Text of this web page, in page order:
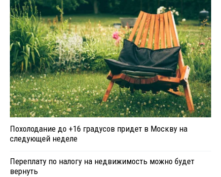
Похолодание до +16 градусов придет в Москву на
следующей неделе
Переплату по налогу на недвижимость можно будет
вернуть